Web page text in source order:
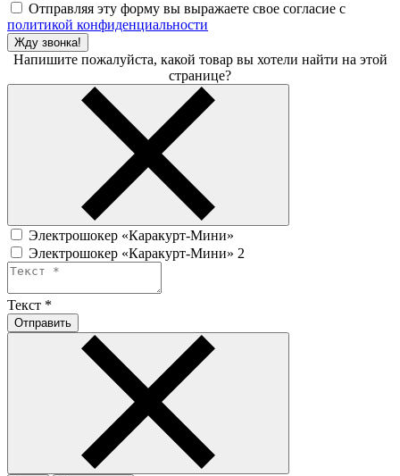
Отправляя эту форму вы выражаете свое согласие с
политикой конфиденциальности
Жду звонка!
Напишите пожалуйста, какой товар вы хотели найти на этой
странице?
Электрошокер «Каракурт-Мини»
Электрошокер «Каракурт-Мини» 2
Текст *
Отправить